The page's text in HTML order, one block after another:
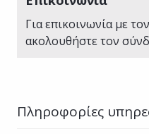
Για επικοινωνία με
ακολουθήστε τον
Πληροφορίες